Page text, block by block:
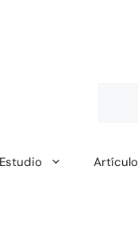
Estudio